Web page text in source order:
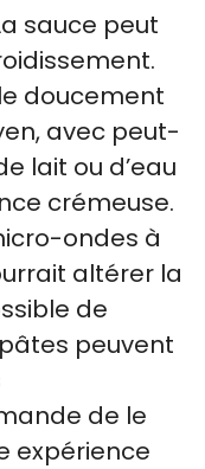
sauce peut
doucement
avec peut-
lait ou d’eau
crémeuse.
ondes à
altérer la
de
peuvent
de le
expérience